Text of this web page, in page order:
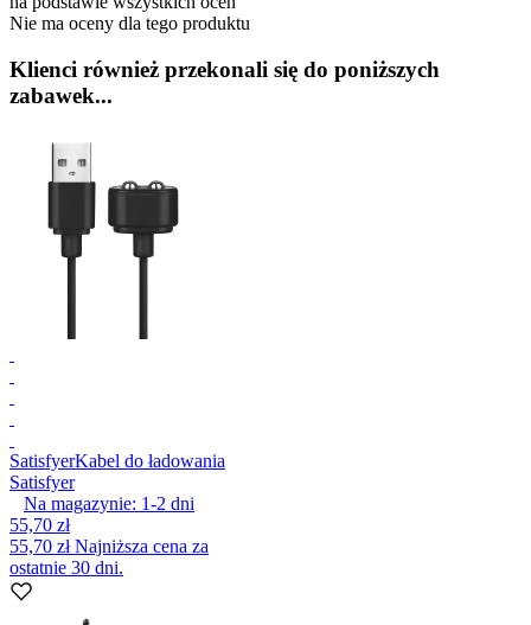
Nie ma oceny dla tego produktu
Klienci również przekonali się do poniższych
zabawek...
SatisfyerKabel do ładowania
Satisfyer
Na magazynie: 1-2 dni
55,70 zł
55,70 złNajniższa cena za
ostatnie 30 dni.